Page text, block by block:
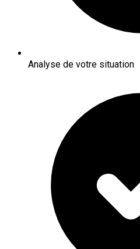
Analyse de votre situation